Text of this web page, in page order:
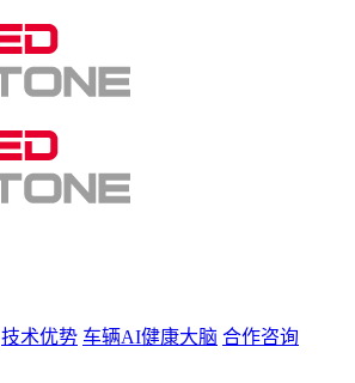
技术优势 车辆AI健康大脑 合作咨询